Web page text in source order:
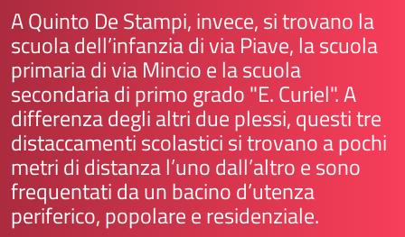
A Quinto De Stampi, invece, si trovano la
scuola dell’infanzia di via Piave, la scuola
primaria di via Mincio e la scuola
secondaria di primo grado "E. Curiel". A
differenza degli altri due plessi, questi tre
distaccamenti scolastici si trovano a pochi
metri di distanza l’uno dall’altro e sono
frequentati da un bacino d’utenza
periferico, popolare e residenziale.